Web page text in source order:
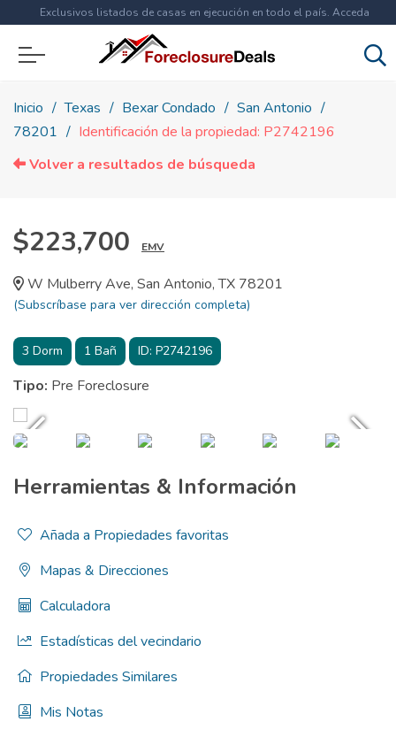
Exclusivos listados de casas en ejecución en todo el país. Acceda
ahora a
Inicio Texas Bexar Condado
San Antonio
78201
Identificación de la propiedad: P2742196
Volver a resultados de búsqueda
$223,700 EMV
W Mulberry Ave, San Antonio, TX 78201
(Subscríbase para ver dirección completa)
3 Dorm 1 Bañ ID: P2742196
Tipo: Pre Foreclosure
Herramientas & Información
Añada a Propiedades favoritas
Mapas & Direcciones
Calculadora
Estadísticas del vecindario
Propiedades Similares
Mis Notas